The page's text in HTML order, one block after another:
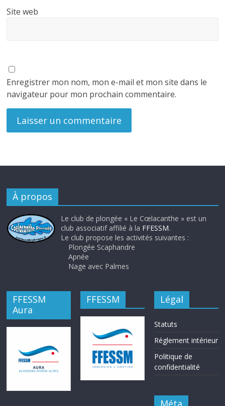
Site web
Enregistrer mon nom, mon e-mail et mon site dans le
navigateur pour mon prochain commentaire.
À propos
Le club de plongée « Le Cœlacanthe » est un
club associatif affilié à la FFESSM.
Le club propose les activités suivantes :
Plongée Scaphandre
Apnée
Nage avec Palmes
FFESSM
Aura
FFESSM Légal
Statuts
Réglement intérieur
Politique de
confidentialité
Méta